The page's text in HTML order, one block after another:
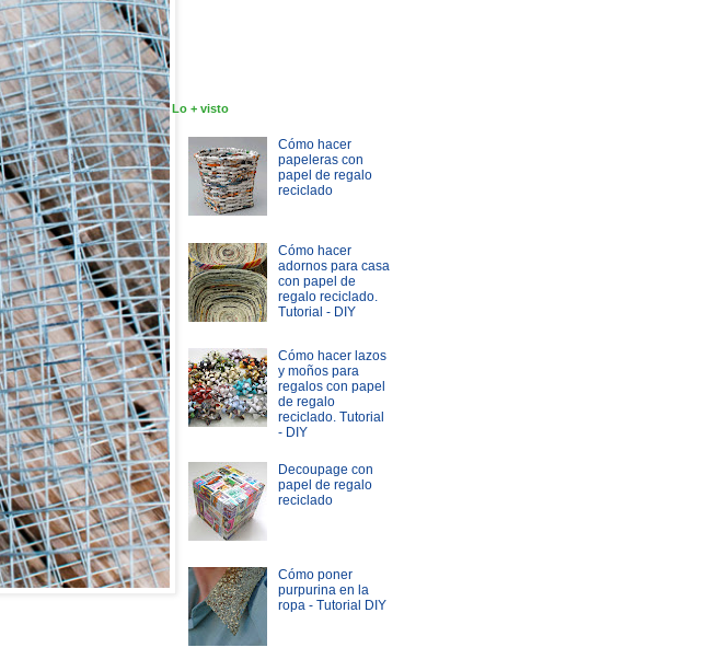
Lo + visto
Cómo hacer
papeleras con
papel de regalo
reciclado
Cómo hacer
adornos para casa
con papel de
regalo reciclado.
Tutorial - DIY
Cómo hacer lazos
y moños para
regalos con papel
de regalo
reciclado. Tutorial
- DIY
Decoupage con
papel de regalo
reciclado
Cómo poner
purpurina en la
ropa - Tutorial DIY